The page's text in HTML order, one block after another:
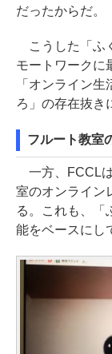
だったからだ。
こうした「ふ
モートワークに
「オンライン
ろ」の存在抜き
フルート教室
一方、FCCL
室のオンライン
る。これも、「
能をベースにし